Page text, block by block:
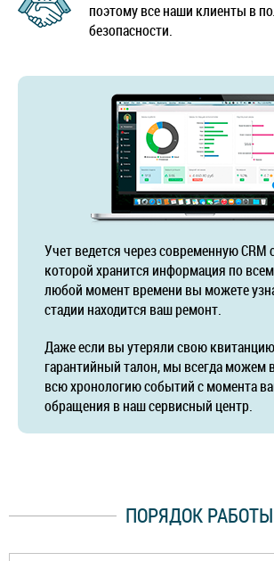
поэтому все наши клиенты в
безопасности.
Учет ведется через современную CRM
которой хранится информация по
любой момент времени вы можете
стадии находится ваш ремонт.
Даже если вы утеряли свою
гарантийный талон, мы всегда можем
всю хронологию событий с момента
обращения в наш сервисный центр.
ПОРЯДОК РАБОТЫ